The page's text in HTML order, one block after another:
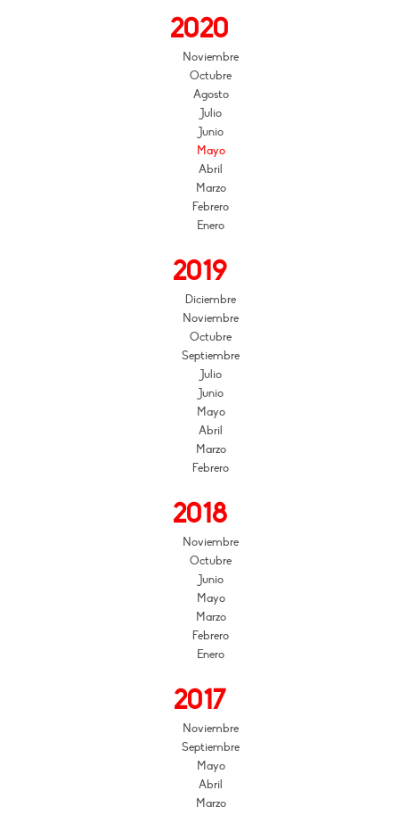
2020
Noviembre
Octubre
Agosto
Julio
Junio
Mayo
Abril
Marzo
Febrero
Enero
2019
Diciembre
Noviembre
Octubre
Septiembre
Julio
Junio
Mayo
Abril
Marzo
Febrero
2018
Noviembre
Octubre
Junio
Mayo
Marzo
Febrero
Enero
2017
Noviembre
Septiembre
Mayo
Abril
Marzo